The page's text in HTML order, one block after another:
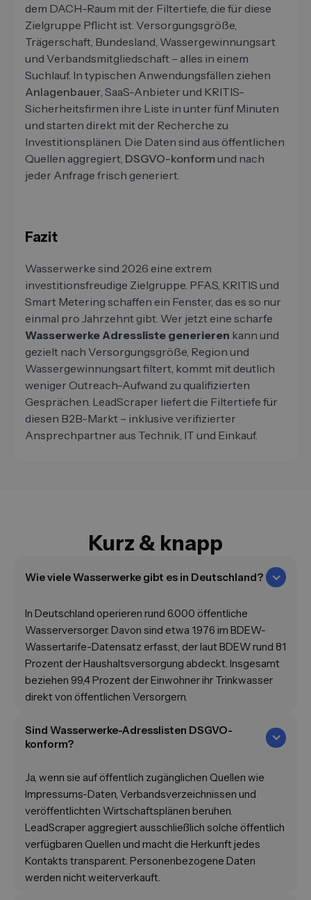
dem DACH-Raum mit der Filtertiefe, die für diese
Zielgruppe Pflicht ist. Versorgungsgröße,
Trägerschaft, Bundesland, Wassergewinnungsart
und Verbandsmitgliedschaft – alles in einem
Suchlauf. In typischen Anwendungsfällen ziehen
Anlagenbauer, SaaS-Anbieter und KRITIS-
Sicherheitsfirmen ihre Liste in unter fünf Minuten
und starten direkt mit der Recherche zu
Investitionsplänen. Die Daten sind aus öffentlichen
Quellen aggregiert, DSGVO-konformund nach
jeder Anfrage frisch generiert.
Fazit
Wasserwerke sind 2026 eine extrem
investitionsfreudige Zielgruppe. PFAS, KRITIS und
Smart Metering schaffen ein Fenster, das es so nur
einmal pro Jahrzehnt gibt. Wer jetzt eine scharfe
Wasserwerke Adressliste generieren kann und
gezielt nach Versorgungsgröße, Region und
Wassergewinnungsart filtert, kommt mit deutlich
weniger Outreach-Aufwand zu qualifizierten
Gesprächen. LeadScraper liefert die Filtertiefe für
diesen B2B-Markt – inklusive verifizierter
Ansprechpartner aus Technik, IT und Einkauf.
Kurz & knapp
Wie viele Wasserwerke gibt es in Deutschland?
In Deutschland operieren rund 6.000 öffentliche
Wasserversorger. Davon sind etwa 1.976 im BDEW-
Wassertarife-Datensatz erfasst, der laut BDEW rund 81
Prozent der Haushaltsversorgung abdeckt. Insgesamt
beziehen 99,4 Prozent der Einwohner ihr Trinkwasser
direkt von öffentlichen Versorgern.
Sind Wasserwerke-Adresslisten DSGVO-
konform?
Ja, wenn sie auf öffentlich zugänglichen Quellen wie
Impressums-Daten, Verbandsverzeichnissen und
veröffentlichten Wirtschaftsplänen beruhen.
LeadScraper aggregiert ausschließlich solche öffentlich
verfügbaren Quellen und macht die Herkunft jedes
Kontakts transparent. Personenbezogene Daten
werden nicht weiterverkauft.